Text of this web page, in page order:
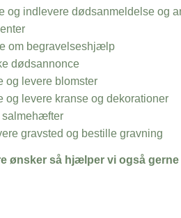
og indlevere dødsanmeldelse og
om begravelseshjælp
dødsannonce
og levere blomster
og levere kranse og dekorationer
salmehæfter
gravsted og bestille gravning
ønsker så hjælper vi også gerne